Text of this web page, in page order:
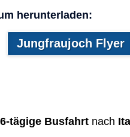
herunterladen:
Jungfraujoch Flyer
6-tägige Busfahrt nach